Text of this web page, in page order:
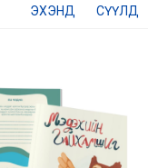
ЭХЭНД СҮҮЛД